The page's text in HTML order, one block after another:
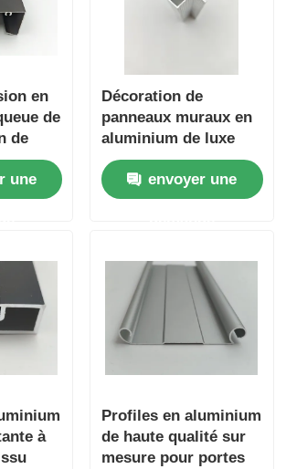
en
de
de
0,8
une
Décoration de
panneaux muraux en
aluminium de luxe
pour la décoration
intérieure haut de
gamme dans
envoyer une
à
Profiles en aluminium
de haute qualité sur
mesure pour portes